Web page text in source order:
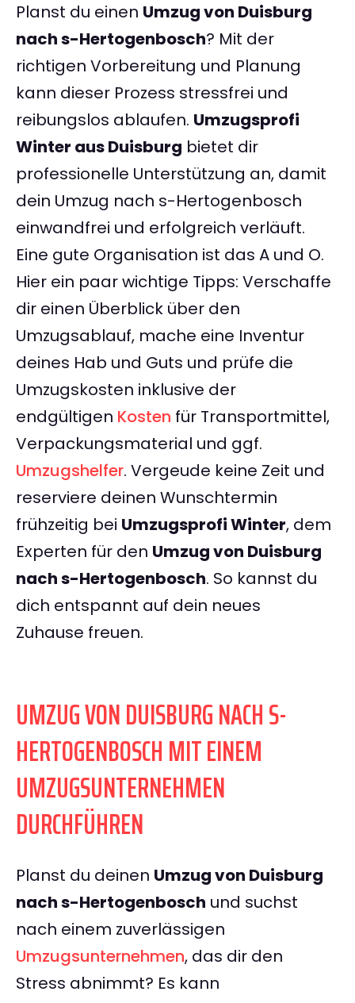
Planst du einen Umzug von Duisburg
nach s-Hertogenbosch? Mit der
richtigen Vorbereitung und Planung
kann dieser Prozess stressfrei und
reibungslos ablaufen. Umzugsprofi
Winter aus Duisburg bietet dir
professionelle Unterstützung an, damit
dein Umzug nach s-Hertogenbosch
einwandfrei und erfolgreich verläuft.
Eine gute Organisation ist das A und O.
Hier ein paar wichtige Tipps: Verschaffe
dir einen Überblick über den
Umzugsablauf, mache eine Inventur
deines Hab und Guts und prüfe die
Umzugskosten inklusive der
endgültigen Kosten für Transportmittel,
Verpackungsmaterial und ggf.
Umzugshelfer. Vergeude keine Zeit und
reserviere deinen Wunschtermin
frühzeitig bei Umzugsprofi Winter, dem
Experten für den Umzug von Duisburg
nach s-Hertogenbosch. So kannst du
dich entspannt auf dein neues
Zuhause freuen.
UMZUG VON DUISBURG NACH S-
HERTOGENBOSCH MIT EINEM
UMZUGSUNTERNEHMEN
DURCHFÜHREN
Planst du deinen Umzug von Duisburg
nach s-Hertogenbosch und suchst
nach einem zuverlässigen
Umzugsunternehmen, das dir den
Stress abnimmt? Es kann